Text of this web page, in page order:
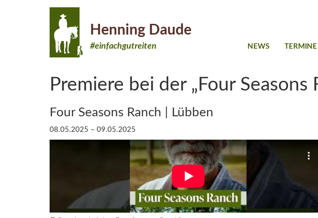
Henning Daude
#einfachgutreiten NEWS TERMINE
Premiere bei der „Four Seasons
Four Seasons Ranch | Lübben
08.05.2025 – 09.05.2025